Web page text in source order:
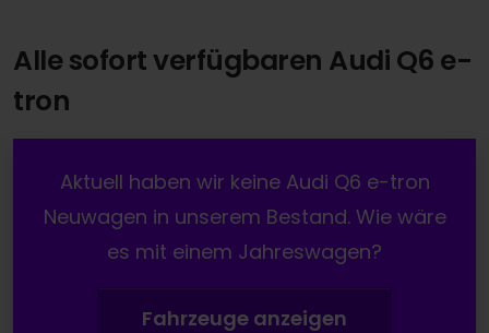
Alle sofort verfügbaren Audi Q6 e-
tron
Aktuell haben wir keine Audi Q6 e-tron
Neuwagen in unserem Bestand. Wie wäre
es mit einem Jahreswagen?
Fahrzeuge anzeigen